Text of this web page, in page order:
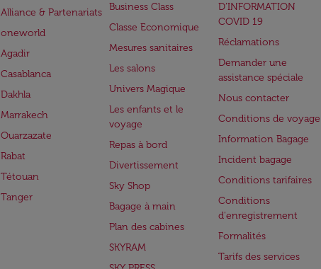
Alliance & Partenariats
oneworld
Agadir
Casablanca
Dakhla
Marrakech
Ouarzazate
Rabat
Tétouan
Tanger
Business Class
Classe Economique
Mesures sanitaires
Les salons
Univers Magique
Les enfants et le
voyage
Repas à bord
Divertissement
Sky Shop
Bagage à main
Plan des cabines
SKYRAM
D’INFORMATION
COVID 19
Réclamations
Demander une
assistance spéciale
Nous contacter
Conditions de voyage
Information Bagage
Incident bagage
Conditions tarifaires
Conditions
d'enregistrement
Formalités
Tarifs des services